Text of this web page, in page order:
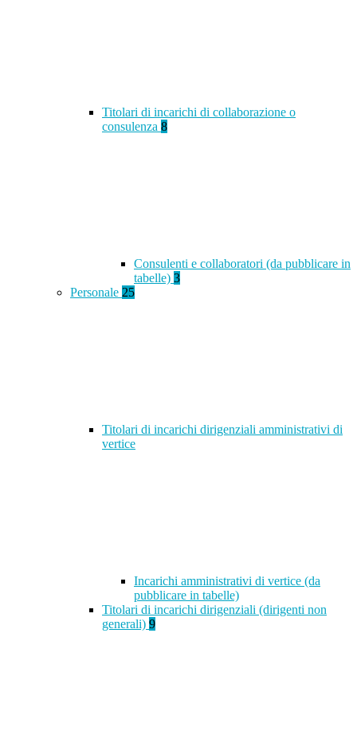
Titolari di incarichi di collaborazione o
consulenza 8
Consulenti e collaboratori (da pubblicare in
tabelle) 3
Personale 25
Titolari di incarichi dirigenziali amministrativi di
vertice
Incarichi amministrativi di vertice (da
pubblicare in tabelle)
Titolari di incarichi dirigenziali (dirigenti non
generali) 9